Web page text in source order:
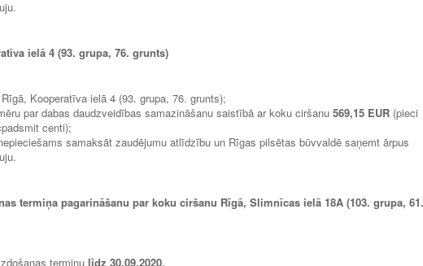
ielā 4 (93. grupa, 76. grunts)
Kooperatīva ielā 4 (93. grupa, 76. grunts);
par dabas daudzveidības samazināšanu saistībā ar koku ciršanu 569,15 EUR (pieci
centi);
samaksāt zaudējumu atlīdzību un Rīgas pilsētas būvvaldē saņemt ārpus
termiņa pagarināšanu par koku ciršanu Rīgā, Slimnīcas ielā 18A (103. grupa, 61.
termiņu līdz 30.09.2020.